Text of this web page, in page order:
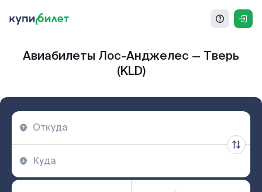
Авиабилеты Лос-Анджелес — Тверь
(KLD)